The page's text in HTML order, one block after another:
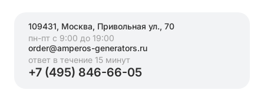
109431, Москва, Привольная ул., 70
пн-пт с 9:00 до 19:00
order@amperos-generators.ru
ответ в течение 15 минут
+7 (495) 846-66-05